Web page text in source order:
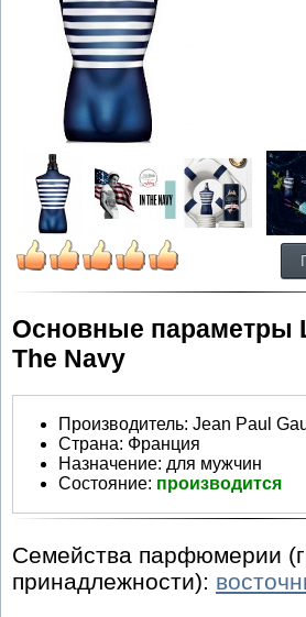
Основные параметры
The Navy
Производитель: Jean Paul
Страна: Франция
Назначение: для мужчин
Состояние: производится
Семейства парфюмерии
принадлежности):